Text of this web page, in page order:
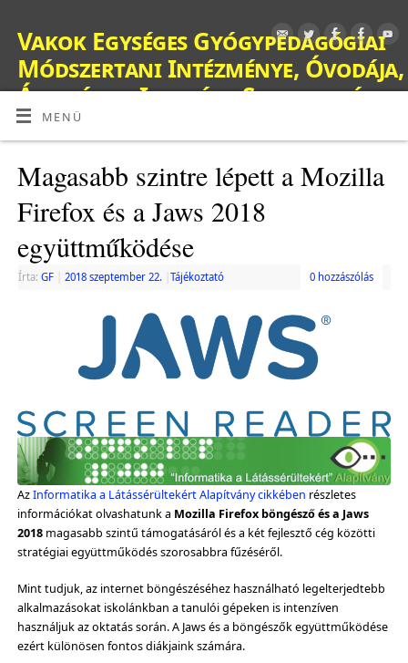
Vakok Egységes Gyógypedagógiai
Módszertani Intézménye, Óvodája,
Általános Iskolája, Szakiskolája,
Készségfejlesztő Iskolája, Fejlesztő
Nevelés-Oktatást Végző Iskolája,
Kollégiuma és Gyermekotthona
OM: 038428
MENÜ
Magasabb szintre lépett a Mozilla
Firefox és a Jaws 2018
együttműködése
Írta: GF 2018 szeptember 22. Tájékoztató 0 hozzászólás
AzInformatika a Látássérültekért Alapítvány cikkében részletes
információkat olvashatunk a Mozilla Firefox böngésző és a Jaws
2018magasabb szintű támogatásáról és a két fejlesztő cég közötti
stratégiai együttműködés szorosabbra fűzéséről.
Mint tudjuk, az internet böngészéséhez használható legelterjedtebb
alkalmazásokat iskolánkban a tanulói gépeken is intenzíven
használjuk az oktatás során. A Jaws és a böngészők együttműködése
ezért különösen fontos diákjaink számára.